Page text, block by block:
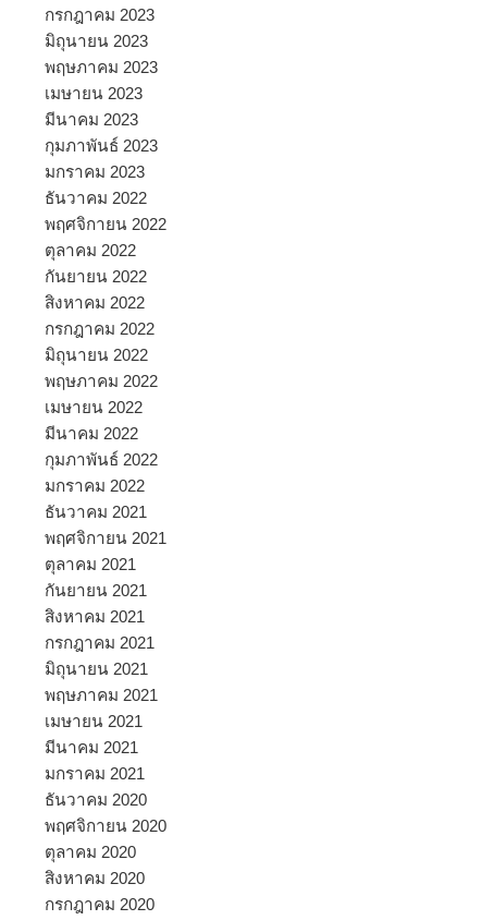
กรกฎาคม 2023
มิถุนายน 2023
พฤษภาคม 2023
เมษายน 2023
มีนาคม 2023
กุมภาพันธ์ 2023
มกราคม 2023
ธันวาคม 2022
พฤศจิกายน 2022
ตุลาคม 2022
กันยายน 2022
สิงหาคม 2022
กรกฎาคม 2022
มิถุนายน 2022
พฤษภาคม 2022
เมษายน 2022
มีนาคม 2022
กุมภาพันธ์ 2022
มกราคม 2022
ธันวาคม 2021
พฤศจิกายน 2021
ตุลาคม 2021
กันยายน 2021
สิงหาคม 2021
กรกฎาคม 2021
มิถุนายน 2021
พฤษภาคม 2021
เมษายน 2021
มีนาคม 2021
มกราคม 2021
ธันวาคม 2020
พฤศจิกายน 2020
ตุลาคม 2020
สิงหาคม 2020
กรกฎาคม 2020